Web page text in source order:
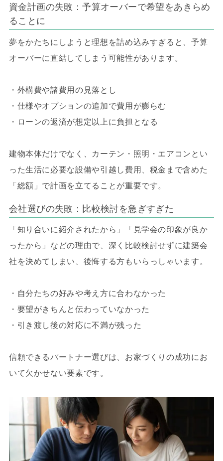
資金計画の失敗：予算オーバーで希望をあきらめ
ることに
夢をかたちにしようと理想を詰め込みすぎると、予算
オーバーに直結してしまう可能性があります。
・外構費や諸費用の見落とし
・仕様やオプションの追加で費用が膨らむ
・ローンの返済が想定以上に負担となる
建物本体だけでなく、カーテン・照明・エアコンとい
った生活に必要な設備や引越し費用、税金まで含めた
「総額」で計画を立てることが重要です。
会社選びの失敗：比較検討を急ぎすぎた
「知り合いに紹介されたから」「見学会の印象が良か
ったから」などの理由で、深く比較検討せずに建築会
社を決めてしまい、後悔する方もいらっしゃいます。
・自分たちの好みや考え方に合わなかった
・要望がきちんと伝わっていなかった
・引き渡し後の対応に不満が残った
信頼できるパートナー選びは、お家づくりの成功にお
いて欠かせない要素です。